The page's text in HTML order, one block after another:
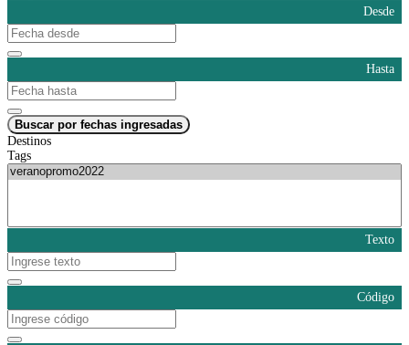
Desde
Hasta
Buscar por fechas ingresadas
Destinos
Tags
Texto
Código